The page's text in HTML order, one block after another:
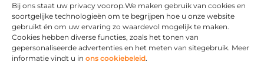
Bij ons staat uw privacy voorop.We maken gebruik van cookies en
soortgelijke technologieën om te begrijpen hoe u onze website
gebruikt én om uw ervaring zo waardevol mogelijk te maken.
Cookies hebben diverse functies, zoals het tonen van
gepersonaliseerde advertenties en het meten van sitegebruik. Meer
informatie vindt u in ons cookiebeleid.